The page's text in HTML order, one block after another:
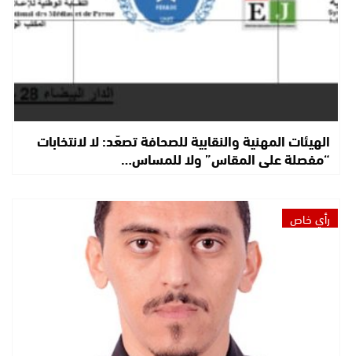
الهيئات المهنية والنقابية للصحافة تصعّد: لا لانتخابات
“مفصلة على المقاس” ولا للمساس…
رأي خاص